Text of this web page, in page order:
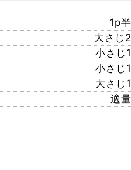
1p半
大さじ2
小さじ1
小さじ1
大さじ1
適量